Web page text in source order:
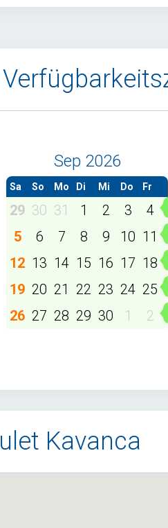
Sep 2026
Sa So Mo Di Mi Do Fr
29 30 31 1 2 3
4
5
6 7 8 9 10 11
12 13 14 15 16 17 18
19 20 21 22 23 24 25
26 27 28 29 30 1 2
Kavanca